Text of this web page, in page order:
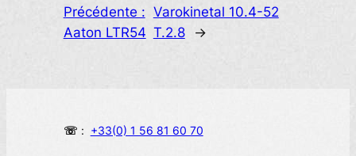
Précédente :
Aaton LTR54
Varokinetal 10.4-52
T.2.8
→
☏ : +33(0) 1 56 81 60 70